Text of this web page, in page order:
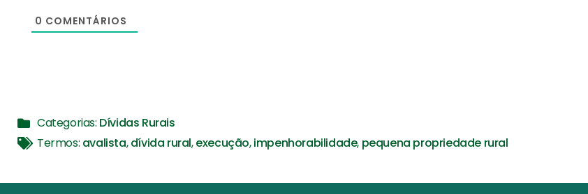
0 COMENTÁRIOS
Categorias: Dívidas Rurais
Termos: avalista,dívida rural,execução,impenhorabilidade, pequena propriedade rural